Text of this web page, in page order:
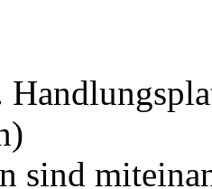
sind